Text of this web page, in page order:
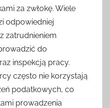
za zwłokę. Wiele
odpowiedniej
zatrudnieniem
do
inspekcją pracy.
często nie korzystają
podatkowych, co
prowadzenia